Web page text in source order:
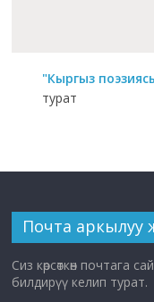
"Кыргыз
турат
Почта аркылуу
Сиз көрсөткөн почтага
билдирүү келип турат.